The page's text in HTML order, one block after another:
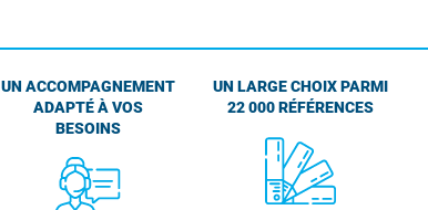
UN ACCOMPAGNEMENT
ADAPTÉ À VOS
BESOINS
UN LARGE CHOIX PARMI
22 000 RÉFÉRENCES